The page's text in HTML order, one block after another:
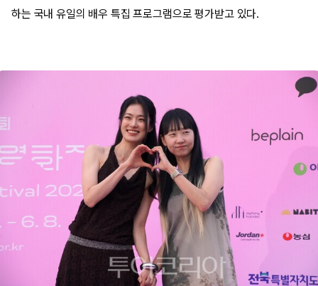
하는 국내 유일의 배우 특집 프로그램으로 평가받고 있다.